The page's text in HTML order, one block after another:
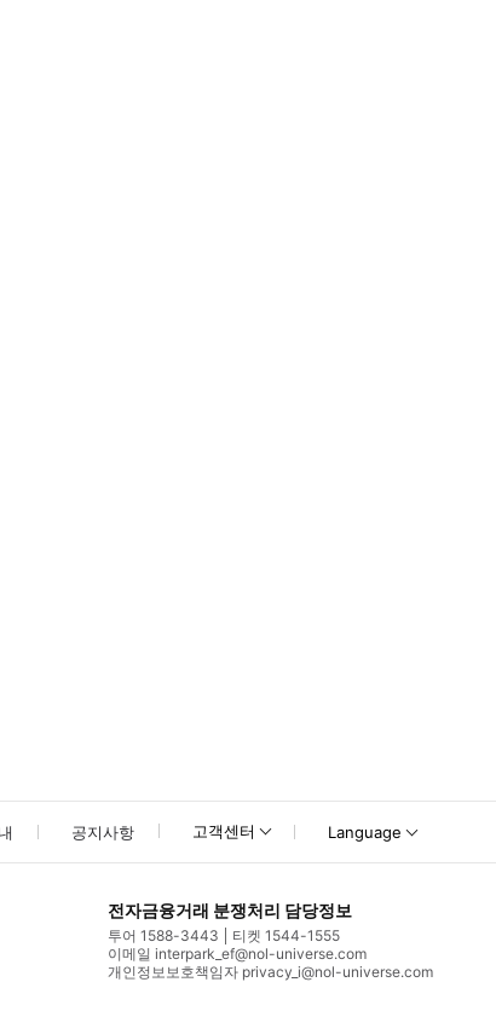
도서관이 있는 곳)에서 의무적으로 진행되며, 3시간 및 4시간
공지사항 고객센터 Language
전자금융거래 분쟁처리 담당정보
투어 1588-3443
티켓 1544-1555
이메일 interpark_ef@nol-universe.com
개인정보보호책임자 privacy_i@nol-universe.com